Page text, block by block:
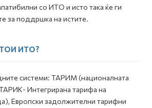
со ИТО и исто така ќе ги
за поддршка на истите.
ИТО?
системи: ТАРИМ (националната
Интегрирана тарифа на
Европски задолжителни тарифни